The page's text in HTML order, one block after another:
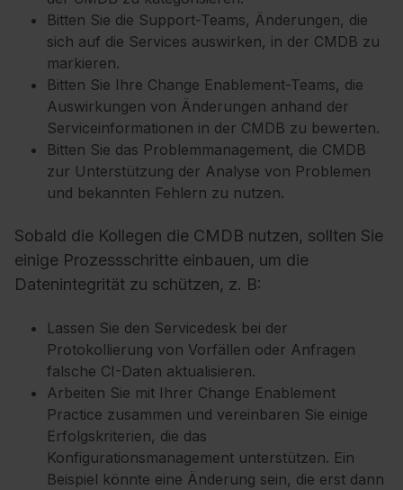
Bitten Sie die Support-Teams, Änderungen, die
sich auf die Services auswirken, in der CMDB zu
markieren.
Bitten Sie Ihre Change Enablement-Teams, die
Auswirkungen von Änderungen anhand der
Serviceinformationen in der CMDB zu bewerten.
Bitten Sie das Problemmanagement, die CMDB
zur Unterstützung der Analyse von Problemen
und bekannten Fehlern zu nutzen.
Sobald die Kollegen die CMDB nutzen, sollten Sie
einige Prozessschritte einbauen, um die
Datenintegrität zu schützen, z. B:
Lassen Sie den Servicedesk bei der
Protokollierung von Vorfällen oder Anfragen
falsche CI-Daten aktualisieren.
Arbeiten Sie mit Ihrer Change Enablement
Practice zusammen und vereinbaren Sie einige
Erfolgskriterien, die das
Konfigurationsmanagement unterstützen. Ein
Beispiel könnte eine Änderung sein, die erst dann